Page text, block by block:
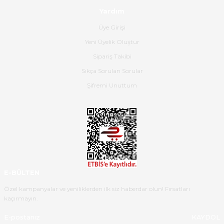
Hızlı bir şekilde elimize ulaştı
ulaştı.Ürünün paketlenmesi
gayet başarılı hasarsız bir şekilde
teslim aldım. Bu konudaki
hassasiyetleri ve Ürünün kalitesi
Üye Girişi
Yeni Üyelik Oluştur
Sipariş Takibi
Sıkça Sorulan Sorular
Şifremi Unuttum
Özel kampanyalar ve yeniliklerden ilk siz haberdar olun! Fırsatları
kaçırmayın.